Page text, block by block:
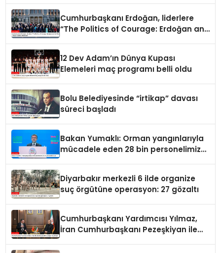
Cumhurbaşkanı Erdoğan, liderlere
“The Politics of Courage: Erdoğan and
12 Dev Adam’ın Dünya Kupası
Elemeleri maç programı belli oldu
Bolu Belediyesinde “irtikap” davası
süreci başladı
Bakan Yumaklı: Orman yangınlarıyla
mücadele eden 28 bin personelimiz
Diyarbakır merkezli 6 ilde organize
suç örgütüne operasyon: 27 gözaltı
Cumhurbaşkanı Yardımcısı Yılmaz,
İran Cumhurbaşkanı Pezeşkiyan ile